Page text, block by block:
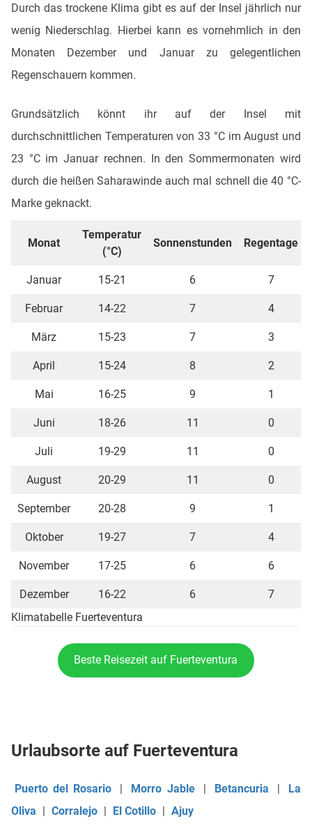
Durch das trockene Klima gibt es auf der Insel jährlich nur
wenig Niederschlag. Hierbei kann es vornehmlich in den
Monaten Dezember und Januar zu gelegentlichen
Regenschauern kommen.
Grundsätzlich könnt ihr auf der Insel mit
durchschnittlichen Temperaturen von 33 °C im August und
23 °C im Januar rechnen. In den Sommermonaten wird
durch die heißen Saharawinde auch mal schnell die 40 °C-
Marke geknackt.
Monat
Temperatur
(°C)
Sonnenstunden Regentage
Januar 15-21 6 7
Februar 14-22 7 4
März 15-23 7 3
April 15-24 8 2
Mai 16-25 9 1
Juni 18-26 11 0
Juli 19-29 11 0
August 20-29 11 0
September 20-28 9 1
Oktober 19-27 7 4
November 17-25 6 6
Dezember 16-22 6
7
Klimatabelle Fuerteventura
Beste Reisezeit auf Fuerteventura
Urlaubsorte auf Fuerteventura
Puerto del Rosario Morro Jable Betancuria
La
Oliva
Corralejo El Cotillo Ajuy